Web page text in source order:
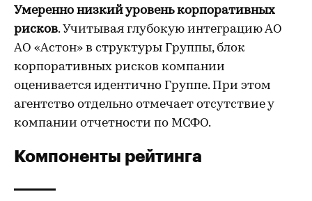
Умеренно низкий уровень корпоративных
рисков. Учитывая глубокую интеграцию АО
АО «Астон» в структуры Группы, блок
корпоративных рисков компании
оценивается идентично Группе. При этом
агентство отдельно отмечает отсутствие у
компании отчетности по МСФО.
Компоненты рейтинга